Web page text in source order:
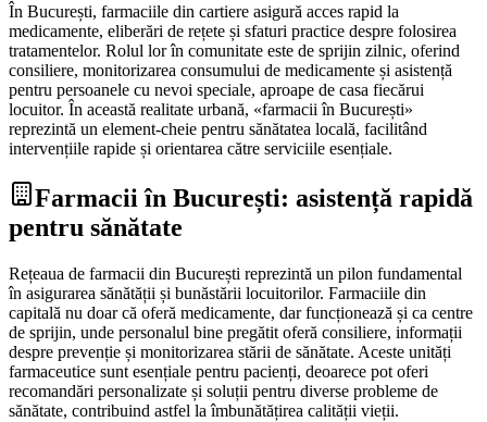
În București, farmaciile din cartiere asigură acces rapid la
medicamente, eliberări de rețete și sfaturi practice despre folosirea
tratamentelor. Rolul lor în comunitate este de sprijin zilnic, oferind
consiliere, monitorizarea consumului de medicamente și asistență
pentru persoanele cu nevoi speciale, aproape de casa fiecărui
locuitor. În această realitate urbană, «farmacii în București»
reprezintă un element-cheie pentru sănătatea locală, facilitând
intervențiile rapide și orientarea către serviciile esențiale.
Farmacii în București: asistență rapidă
pentru sănătate
Rețeaua de farmacii din București reprezintă un pilon fundamental
în asigurarea sănătății și bunăstării locuitorilor. Farmaciile din
capitală nu doar că oferă medicamente, dar funcționează și ca centre
de sprijin, unde personalul bine pregătit oferă consiliere, informații
despre prevenție și monitorizarea stării de sănătate. Aceste unități
farmaceutice sunt esențiale pentru pacienți, deoarece pot oferi
recomandări personalizate și soluții pentru diverse probleme de
sănătate, contribuind astfel la îmbunătățirea calității vieții.